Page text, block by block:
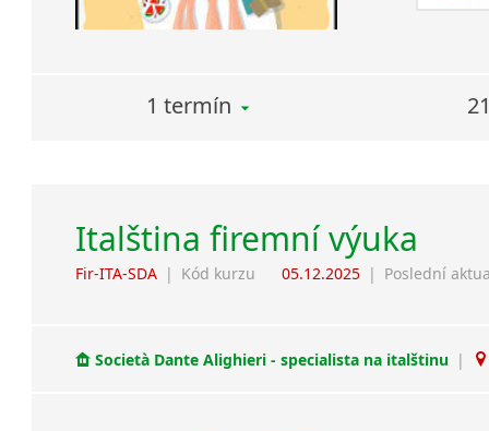
1 termín
Italština firemní výuka
Fir-ITA-SDA | Kód kurzu 05.12.2025 | Poslední
Società Dante Alighieri - specialista na italštinu |